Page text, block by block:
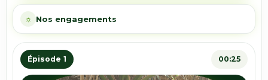
☼ Nos engagements
Épisode 1 00:25